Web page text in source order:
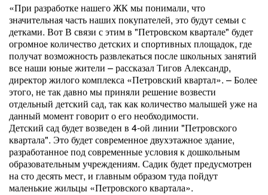
«При разработке нашего ЖК мы понимали, что
значительная часть наших покупателей, это будут семьи с
детками. Вот В связи с этим в "Петровском квартале" будет
огромное количество детских и спортивных площадок, где
получат возможность развлекаться после школьных занятий
все наши юные жители – рассказал Тигов Александр,
директор жилого комплекса «Петровский квартал». – Более
этого, не так давно мы приняли решение возвести
отдельный детский сад, так как количество малышей уже на
данный момент говорит о его необходимости.
Детский сад будет возведен в 4-ой линии "Петровского
квартала". Это будет современное двухэтажное здание,
разработанное под современные условия к дошкольным
образовательным учреждениям. Садик будет предусмотрен
на сто десять мест, и главным образом туда пойдут
маленькие жильцы «Петровского квартала».